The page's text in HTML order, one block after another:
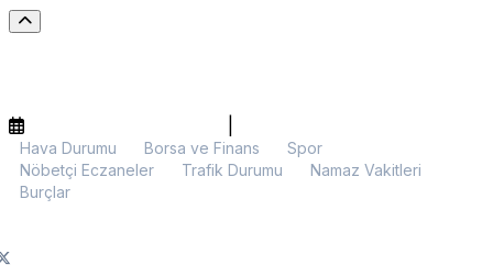
Hava Durumu Borsa ve Finans
Spor
Nöbetçi Eczaneler
Trafik Durumu
Namaz Vakitleri
Burçlar